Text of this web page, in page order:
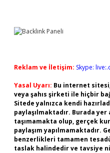
Reklam ve İletişim: Skype:
Yasal Uyarı: Bu internet
veya şahıs şirketi ile hiçbir
Sitede yalnızca kendi
paylaşılmaktadır. Burada
taşımamakta olup, gerçek
paylaşım yapılmamaktadır.
benzerlikleri tamamen
taslak halindedir ve tavsiye